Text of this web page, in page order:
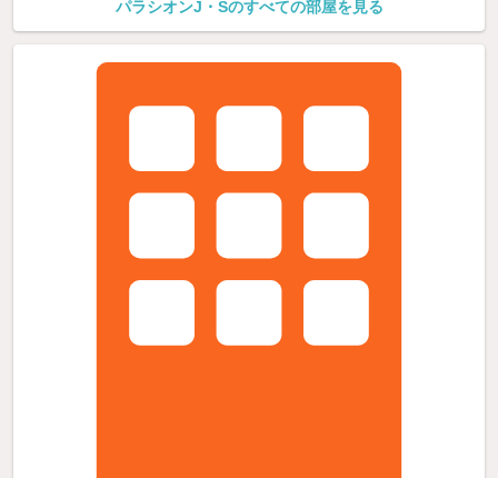
パラシオンJ・Sのすべての部屋を見る